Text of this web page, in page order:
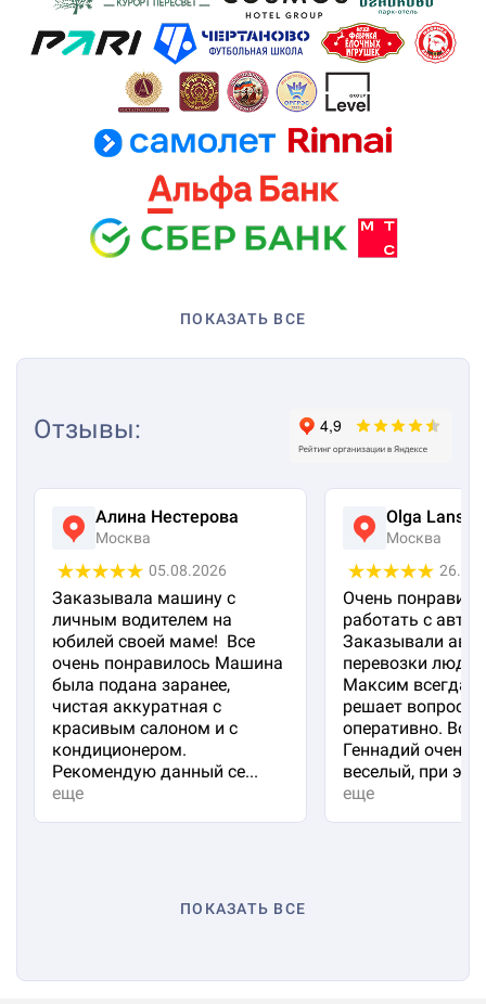
ПОКАЗАТЬ ВСЕ
Отзывы:
Алина Нестерова
Москва
05.08.2026
Заказывала машину с
личным водителем на
юбилей своей маме! Все
очень понравилось Машина
была подана заранее,
чистая аккуратная с
красивым салоном и с
кондиционером.
Рекомендую данный се...
еще
Olga
Москва
Очень
работать с авто
Заказывали
перевозки
Максим всегда
решает вопросы
оперативно.
Геннадий очень
веселый, при эт...
еще
ПОКАЗАТЬ ВСЕ